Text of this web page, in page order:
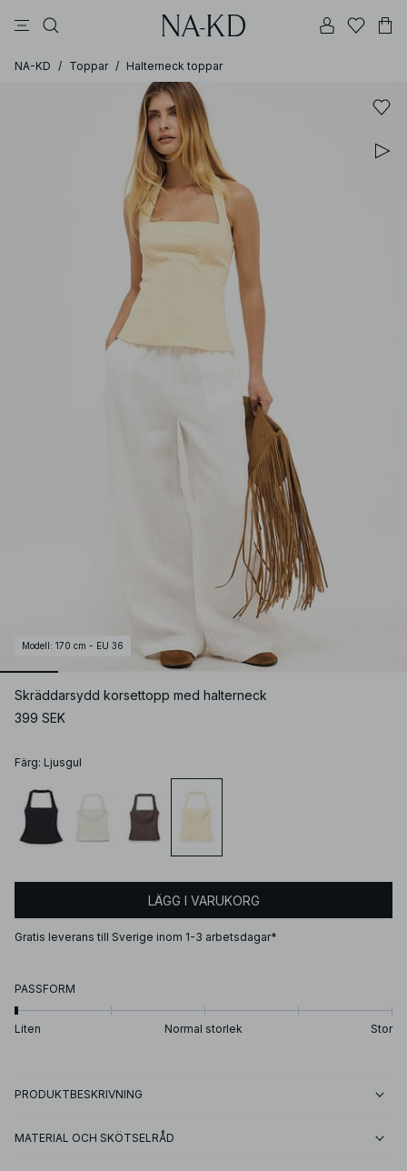
NA-KD / Toppar / Halterneck toppar
Modell : 170 cm - EU 36
Skräddarsydd korsettopp med halterneck
399 SEK
Färg: Ljusgul
LÄGG I VARUKORG
Gratis leverans till Sverige inom 1-3 arbetsdagar*
PASSFORM
Liten Normal storlek Stor
PRODUKTBESKRIVNING
MATERIAL OCH SKÖTSELRÅD